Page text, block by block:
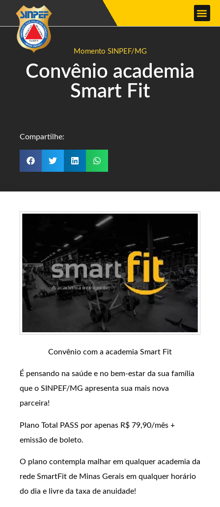
Momento SINPEF/MG
Convênio academia
Smart Fit
Compartilhe:
Convênio com a academia Smart Fit
É pensando na saúde e no bem-estar da sua família
que o SINPEF/MG apresenta sua mais nova
parceira!
Plano Total PASS por apenas R$ 79,90/mês +
emissão de boleto.
O plano contempla malhar em qualquer academia da
rede SmartFit de Minas Gerais em qualquer horário
do dia e livre da taxa de anuidade!